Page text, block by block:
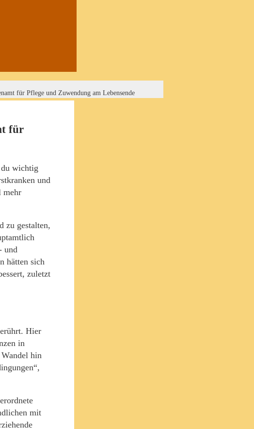
für Pflege und Zuwendung am Lebensende
für
wichtig
und
mehr
zu gestalten,
und
hätten sich
zuletzt
Hier
in
hin
mit